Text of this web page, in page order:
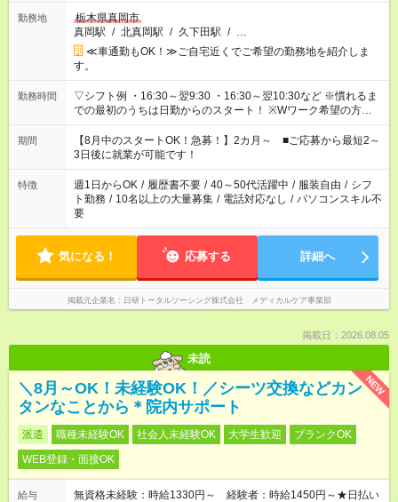
勤務地
栃木県真岡市
真岡駅 / 北真岡駅 / 久下田駅 / …
≪車通勤もOK！≫ご自宅近くでご希望の勤務地を紹介しま
す。
勤務時間
▽シフト例 ・16:30～翌9:30 ・16:30～翌10:30など ※慣れるま
での最初のうちは日勤からのスタート！ ※Wワーク希望の方へ
今ご覧のお仕事で希望する勤務時間と、もう1つのお仕事の勤務
時間。 合計で週40時間を超える場合は応募できません。
期間
【8月中のスタートOK！急募！】2カ月～ ■ご応募から最短2～
3日後に就業が可能です！
特徴 週1日からOK / 履歴書不要 / 40～50代活躍中 / 服装自由 / シフ
ト勤務 / 10名以上の大量募集 / 電話対応なし / パソコンスキル不
要
気になる！ 応募する 詳細へ
掲載元企業名 日研トータルソーシング株式会社 メディカルケア事業部
掲載日：2026.08.05
未読
NEW
＼8月～OK！未経験OK！／シーツ交換などカン
タンなことから＊院内サポート
派遣 職種未経験OK 社会人未経験OK 大学生歓迎
ブランクOK
WEB登録・面接OK
給与
無資格未経験：時給1330円～ 経験者：時給1450円～★日払い